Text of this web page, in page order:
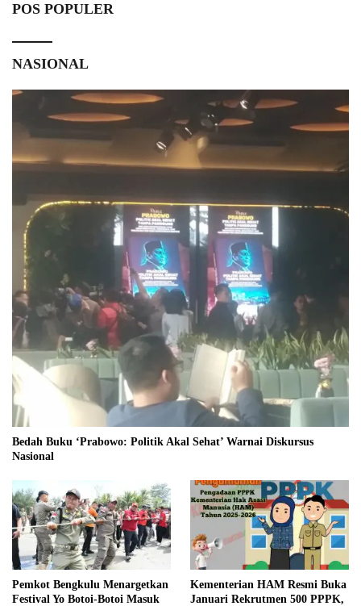
POS POPULER
NASIONAL
Bedah Buku ‘Prabowo: Politik Akal Sehat’ Warnai Diskursus
Nasional
Pemkot Bengkulu Menargetkan
Festival Yo Botoi-Botoi Masuk
Kementerian HAM Resmi Buka
Januari Rekrutmen 500 PPPK,